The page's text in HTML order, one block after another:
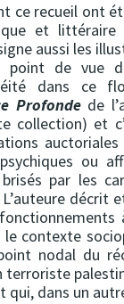
ce recueil ont
et littéraire
aussi les
point de vue
dans ce
Profondede
collection) et
ou
par les
décrit
contexte
nodal du
terroriste
dans un